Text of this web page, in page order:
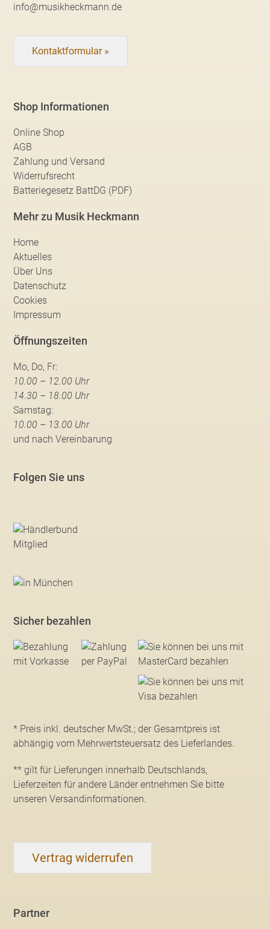
info@musikheckmann.de
Kontaktformular »
Shop Informationen
Online Shop
AGB
Zahlung und Versand
Widerrufsrecht
Batteriegesetz BattDG (PDF)
Mehr zu Musik Heckmann
Home
Aktuelles
Über Uns
Datenschutz
Cookies
Impressum
Öffnungszeiten
Mo, Do, Fr:
10.00 – 12.00 Uhr
14.30 – 18.00 Uhr
Samstag:
10.00 – 13.00 Uhr
und nach Vereinbarung
Folgen Sie uns
Sicher bezahlen
* Preis inkl. deutscher MwSt.; der Gesamtpreis ist
abhängig vom Mehrwertsteuersatz des Lieferlandes.
** gilt für Lieferungen innerhalb Deutschlands,
Lieferzeiten für andere Länder entnehmen Sie bitte
unseren Versandinformationen.
Vertrag widerrufen
Partner